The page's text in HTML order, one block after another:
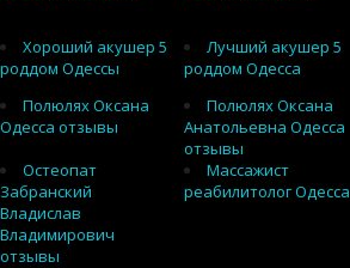
Хороший акушер 5
роддом Одессы
Лучший акушер 5
роддом Одесса
Полюлях Оксана
Одесса отзывы
Полюлях Оксана
Анатольевна Одесса
отзывы
Остеопат
Забранский
Владислав
Владимирович
отзывы
Массажист
реабилитолог Одесса